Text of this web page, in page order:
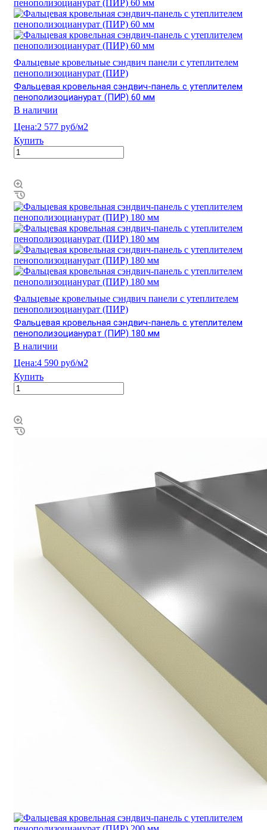
Фальцевые кровельные сэндвич панели с утеплителем
пенополизоцианурат (ПИР)
Фальцевая кровельная сэндвич-панель с утеплителем
пенополизоцианурат (ПИР) 60 мм
В наличии
Цена:2 577 руб/м2
Купить
Фальцевые кровельные сэндвич панели с утеплителем
пенополизоцианурат (ПИР)
Фальцевая кровельная сэндвич-панель с утеплителем
пенополизоцианурат (ПИР) 180 мм
В наличии
Цена:4 590 руб/м2
Купить